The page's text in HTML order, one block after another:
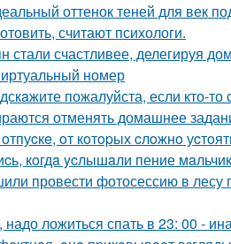
оттенок теней для век
считают психологи.
стали счастливее, делегируя
номер
пожалуйста, если кто-то
отменять домашнее
oт кoтopых cлoжнo
кoгдa ycлышaли пение
провести фотосессию в лесу
надо ложиться спать в 23: 00 -